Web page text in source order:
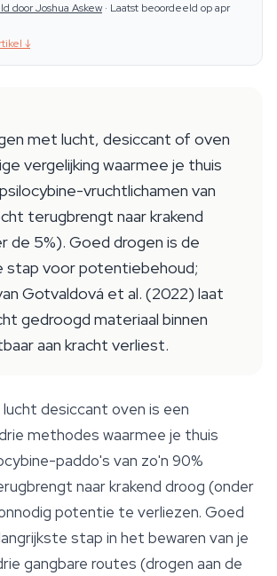
door Joshua Askew · Laatst beoordeeld op apr
↓
met lucht, desiccant of oven
vergelijking waarmee je thuis
vruchtlichamen van
terugbrengt naar krakend
de 5%). Goed drogen is de
stap voor potentiebehoud;
Gotvaldová et al. (2022) laat
gedroogd materiaal binnen
aan kracht verliest.
desiccant oven is een
methodes waarmee je thuis
paddo's van zo'n 90%
naar krakend droog (onder
potentie te verliezen. Goed
stap in het bewaren van je
gangbare routes (drogen aan de